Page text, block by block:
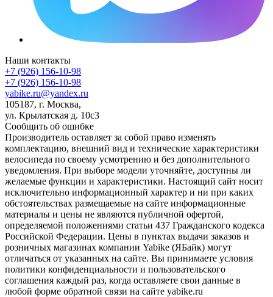
Наши контакты
+7 (926) 156-10-98
+7 (926) 156-10-98
yabike.ru@yandex.ru
105187, г. Москва,
ул. Крылатская д. 10с3
Сообщить об ошибке
Производитель оставляет за собой право изменять
комплектацию, внешний вид и технические характеристики
велосипеда по своему усмотрению и без дополнительного
уведомления. При выборе модели уточняйте, доступны ли
желаемые функции и характеристики. Настоящий сайт носит
исключительно информационный характер и ни при каких
обстоятельствах размещаемые на сайте информационные
материалы и цены не являются публичной офертой,
определяемой положениями статьи 437 Гражданского кодекса
Российской Федерации. Цены в пунктах выдачи заказов и
розничных магазинах компании Yabike (ЯБайк) могут
отличаться от указанных на сайте. Вы принимаете условия
политики конфиденциальности и пользовательского
соглашения каждый раз, когда оставляете свои данные в
любой форме обратной связи на сайте yabike.ru